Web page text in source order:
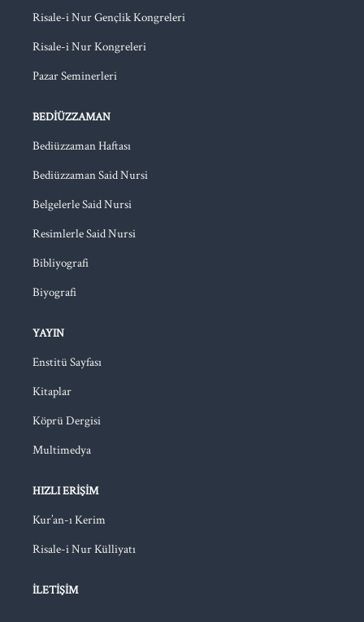
Risale-i Nur Gençlik Kongreleri
Risale-i Nur Kongreleri
Pazar Seminerleri
BEDIÜZZAMAN
Bediüzzaman Haftası
Bediüzzaman Said Nursi
Belgelerle Said Nursi
Resimlerle Said Nursi
Bibliyografi
Biyografi
YAYIN
Enstitü Sayfası
Kitaplar
Köprü Dergisi
Multimedya
HIZLI ERIŞIM
Kur’an-ı Kerim
Risale-i Nur Külliyatı
İLETIŞIM